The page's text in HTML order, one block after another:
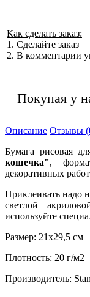
Как сделать заказ:
1. Сделайте заказ
2. В комментарии
Покупая у
Описание Отзывы
Бумага рисовая
кошечка",
декоративных
Приклеивать надо
светлой
используйте
Размер: 21х29,5 см
Плотность: 20 г/м2
Производитель: